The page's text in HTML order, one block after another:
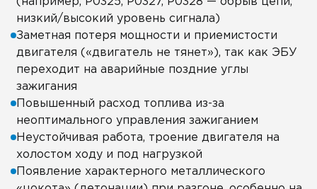
низкий/высокий уровень сигнала)
Заметная потеря мощности и приемистости
двигателя («двигатель не тянет»), так как ЭБУ
переходит на аварийные поздние углы
зажигания
Повышенный расход топлива из-за
неоптимального управления зажиганием
Неустойчивая работа, троение двигателя на
холостом ходу и под нагрузкой
Появление характерного металлического